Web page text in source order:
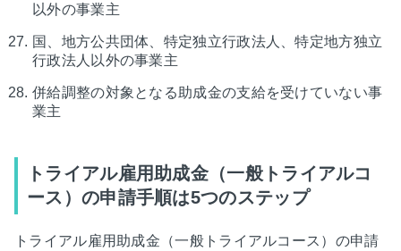
以外の事業主
国、地方公共団体、特定独立行政法人、特定地方独立
行政法人以外の事業主
併給調整の対象となる助成金の支給を受けていない事
業主
トライアル雇用助成金（一般トライアルコ
ース）の申請手順は5つのステップ
トライアル雇用助成金（一般トライアルコース）の申請